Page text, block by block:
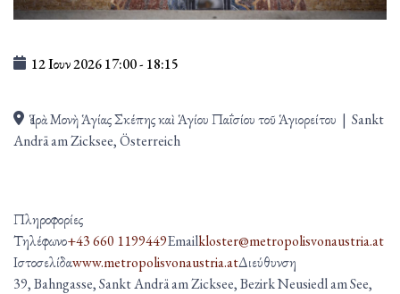
12 Ιουν 202617:00- 18:15
Ἱερὰ Μονὴ Ἁγίας Σκέπης καὶ Ἁγίου Παΐσίου τοῦ Ἁγιορείτου | Sankt
Andrä am Zicksee, Österreich
Πληροφορίες
Τηλέφωνο+43 660 1199449Emailkloster@metropolisvonaustria.at
Ιστοσελίδαwww.metropolisvonaustria.atΔιεύθυνση
39, Bahngasse, Sankt Andrä am Zicksee, Bezirk Neusiedl am See,